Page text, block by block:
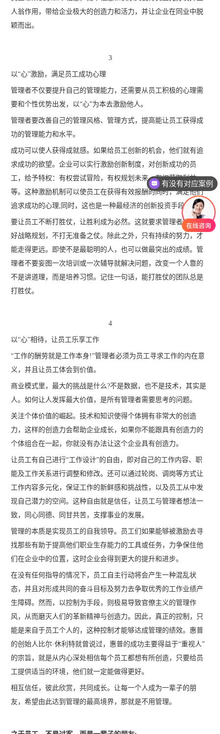
人翁作用，带给企业极大的创造力和活力，并让企业在同业中脱
颖而出。
3
以“心”激励，满足员工成功心理
管理者不仅要提升自己的管理能力，还需要从员工积极的心理需
要和个性优势出发，以“心”为本去激励他人。
管理者要改善自己的管理风格、管理方式，提高能让员工获得成
功的管理能力和水平。
成功可以使人获得成就感。如果给员工创新的机会，他们就有追
求成功的欲望。企业可以实行激励创新制度，对创新成功的员
工，给予特权：有权尝试冒险，有权规划未来，有权获取利益
等。这种激励机制可以使员工在获得有效报酬的同时，满足他们
追求成功的心理;同时，这也是一种最经济的创新投资手段。
要让员工不断打胜仗，让胜利成为必然。这就要求管理者提前做
好战略规划，不打无准备之仗。除此之外，只有持续的努力，才
能走得更远。即使不是最聪明的人，也可以做最突出的成绩。管
理者不要妄图一次培训或一次辅导就解决问题，改变一个人靠的
不是讲道理，而是培养习惯。记住一句话，能打胜仗的团队总是
打胜仗。
4
以“心”相待，让员工乐享工作
“工作的酬劳就是工作本身!”管理者必须为员工寻求工作的内在意
义，并且让员工体会到价值。
商业模式里，最大的挑战是什么?不是数据，也不是技术，其实是
人。如何让人发挥最大价值，是所有管理者需要思考的问题。
关注个体价值的崛起。技术和知识使得个体拥有非常大的创造
力，这样的创造力会帮助企业成长，如果你不能跟具有创造力的
个体组合在一起，你就没有办法让这个企业具有创造力。
让员工有自己进行“工作设计”的自由，即对自己的工作内容、职
能及工作关系进行调整和修改。还可以通过轮岗、调岗等方式让
工作内容多元化，保证工作的新鲜感和挑战性，以及员工从中发
现自己潜力的空间。这种自由就是信任，让员工与管理者想法一
致，同心同德、同甘共苦，支撑事业的发展。
管理的本质是实现员工的自我领导。员工们如果能够被激励去寻
找那些有助于提高他们职业生存能力的工具或任务，力争保住他
们在企业中的位置，这时企业会得到更大的提升和进步。
在没有任何指导的情况下，员工自主行动将会产生一种混乱状
态，并且对形成共同的奋斗目标及努力去争取优秀的工作业绩产
生障碍。然而，以控制为手段，则极易导致官僚主义的管理作
风，从而磨灭人们的革新精神与创造力。因此，真正的控制，只
能是来自于员工个人的，这种控制才能够达成管理的绩效。惠普
的创始人比尔·休利特就曾说过，惠普的成功主要得益于“重视人”
的宗旨，就是从内心深处相信每个员工都想有所创造，只要给员
工提供适当的环境，他们就一定能做得更好。
相互信任，彼此欣赏，共同成长。让每一个人成为一辈子的朋
友，希望由此达到管理的最高境界，那就是不用管理。
有没有对应案例